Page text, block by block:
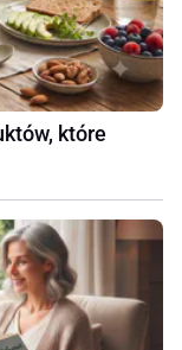
które